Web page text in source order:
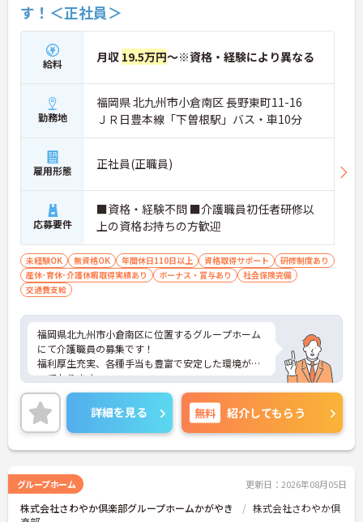
す！＜正社員＞
給料 月収 19.5万円～※資格・経験により異なる
勤務地
福岡県 北九州市小倉南区 長野東町11-16
ＪＲ日豊本線「下曽根駅」バス・車10分
雇用形態 正社員(正職員)
応募要件
■資格・経験不問 ■介護職員初任者研修以
上の資格お持ちの方歓迎
未経験OK 無資格OK 年間休日110日以上 資格取得サポート
研修制度あり
産休･育休･介護休暇取得実績あり
ボーナス・賞与あり
社会保険完備
交通費支給
福岡県北九州市小倉南区に位置するグループホーム
にて介護職員の募集です！
福利厚生充実、各種手当も豊富で安定した環境が整
っております。
年間休日も117日あり、無理なくご家庭やプライベ
ートと両立することができます。
ご興味のある方は、面接のポイントお伝えしますの
でお気軽にお問い合わせください！
詳細を見る 無料 紹介してもらう
グループホーム 更新日：2026年08月05日
株式会社さわやか倶楽部グループホームかがやき
株式会社さわやか倶